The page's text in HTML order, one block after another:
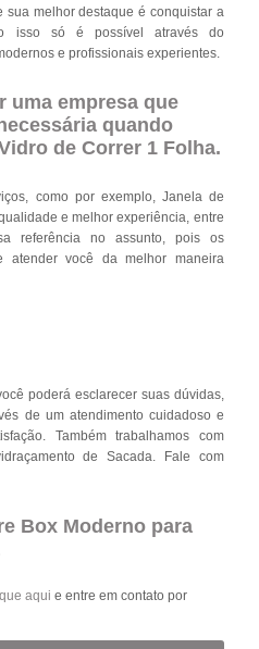
sua melhor destaque é conquistar a
isso só é possível através do
e profissionais experientes.
uma empresa que
quando
de Correr 1 Folha.
como por exemplo, Janela de
e melhor experiência, entre
referência no assunto, pois os
atender você da melhor maneira
poderá esclarecer suas dúvidas,
de um atendimento cuidadoso e
Também trabalhamos com
de Sacada. Fale com
Box Moderno para
aqui e entre em contato por